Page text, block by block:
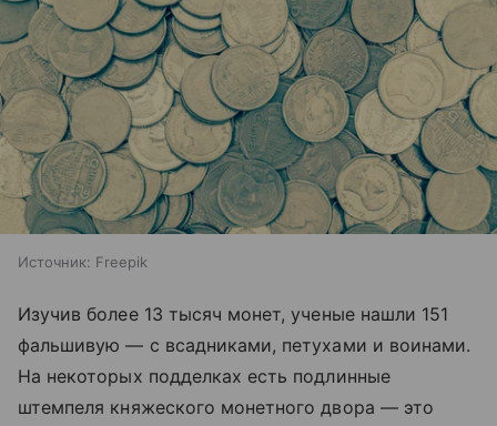
Источник: Freepik
Изучив более 13 тысяч монет, ученые нашли 151
фальшивую — с всадниками, петухами и воинами.
На некоторых подделках есть подлинные
штемпеля княжеского монетного двора — это